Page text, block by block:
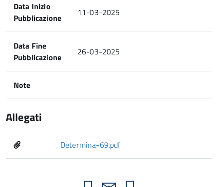
Data Inizio
Pubblicazione
11-03-2025
Data Fine
Pubblicazione
26-03-2025
Note
Allegati
Determina-69.pdf